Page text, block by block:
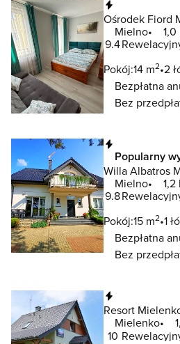
Ośrodek Fiord
Mielno
9.4
Pokój:14 m2 2
Bezpłatna
Bez
Popularny
Willa Albatros
Mielno
9.8
Pokój:15 m2 1
Bezpłatna
Bez
Resort
Mielenko
10